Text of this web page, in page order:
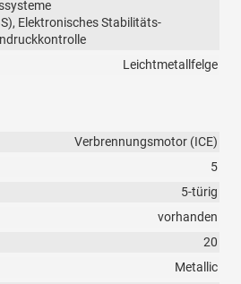
Elektronisches Stabilitäts-
Leichtmetallfelge
Verbrennungsmotor (ICE)
5
5-türig
vorhanden
20
Metallic